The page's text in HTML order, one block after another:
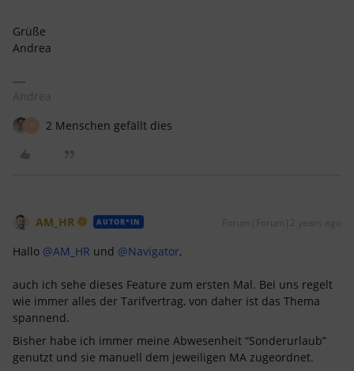
Grüße
Andrea
Andrea
2 Menschen gefällt dies
AM_HR AUTOR*IN Forum|Forum|2 years ago
Hallo @AM_HR und @Navigator,
auch ich sehe dieses Feature zum ersten Mal. Bei uns regelt
wie immer alles der Tarifvertrag, von daher ist das Thema
spannend.
Bisher habe ich immer meine Abwesenheit “Sonderurlaub”
genutzt und sie manuell dem jeweiligen MA zugeordnet.